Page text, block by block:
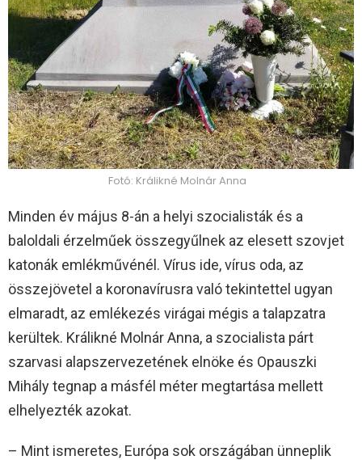
Fotó: Králikné Molnár Anna
Minden év május 8-án a helyi szocialisták és a
baloldali érzelműek összegyűlnek az elesett szovjet
katonák emlékművénél. Vírus ide, vírus oda, az
összejövetel a koronavírusra való tekintettel ugyan
elmaradt, az emlékezés virágai mégis a talapzatra
kerültek. Králikné Molnár Anna, a szocialista párt
szarvasi alapszervezetének elnöke és Opauszki
Mihály tegnap a másfél méter megtartása mellett
elhelyezték azokat.
– Mint ismeretes, Európa sok országában ünneplik